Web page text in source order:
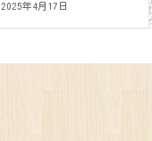
2025年4月17日